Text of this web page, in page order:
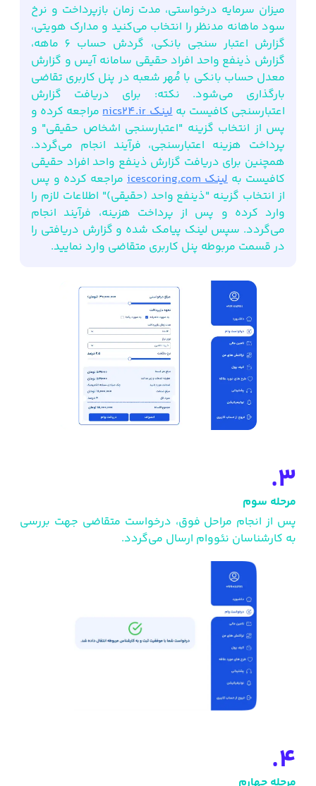
میزان سرمایه درخواستی، مدت زمان بازپرداخت و نرخ
سود ماهانه مدنظر را انتخاب می‌کنید و مدارک هویتی،
گزارش اعتبار سنجی بانکی، گردش حساب 6 ماهه،
گزارش ذینفع واحد افراد حقیقی سامانه آیس و گزارش
معدل حساب بانکی با مُهر شعبه در پنل کاربری تقاضی
بارگذاری می‌شود. نکته: برای دریافت گزارش
اعتبارسنجی کافیست به لینک nics24.ir
مراجعه کرده و
پس از انتخاب گزینه "اعتبارسنجی اشخاص حقیقی" و
پرداخت هزینه اعتبارسنجی، فرآیند انجام می‌گردد.
همچنین برای دریافت گزارش ذینفع واحد افراد حقیقی
کافیست به لینک icescoring.com
مراجعه کرده و پس
از انتخاب گزینه "ذینفع واحد (حقیقی)" اطلاعات لازم را
وارد کرده و پس از پرداخت هزینه، فرآیند انجام
می‌گردد. سپس لینک پیامک شده و گزارش دریافتی را
در قسمت مربوطه پنل کاربری متقاضی وارد نمایید.
3.
مرحله سوم
پس از انجام مراحل فوق، درخواست متقاضی جهت بررسی
به کارشناسان نئووام ارسال می‌گردد.
4.